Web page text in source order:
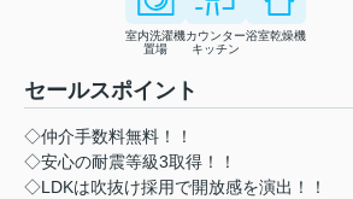
室内洗濯機
置場
カウンター
キッチン
浴室乾燥機
セールスポイント
◇仲介手数料無料！！
◇安心の耐震等級3取得！！
◇LDKは吹抜け採用で開放感を演出！！